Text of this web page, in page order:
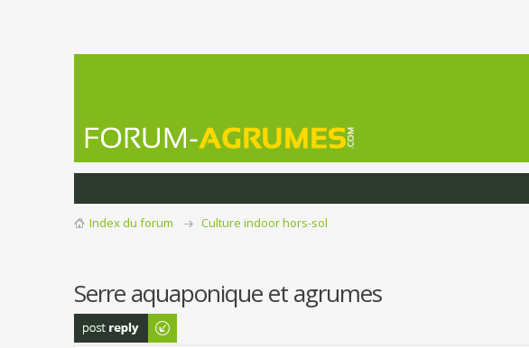
Index du forum Culture indoor hors-sol
Serre aquaponique et agrumes
Publier une
réponse